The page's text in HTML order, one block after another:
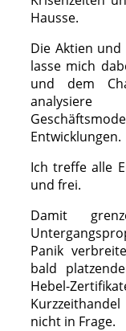
Hausse.
Die Aktien und
lasse mich
und dem
Entwicklungen.
Ich treffe alle
und frei.
Damit
Panik
bald
Hebel-
nicht in Frage.